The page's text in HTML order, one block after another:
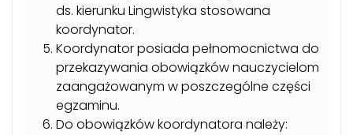
ds. kierunku Lingwistyka stosowana
koordynator.
Koordynator posiada pełnomocnictwa do
przekazywania obowiązków nauczycielom
zaangażowanym w poszczególne części
egzaminu.
Do obowiązków koordynatora należy: